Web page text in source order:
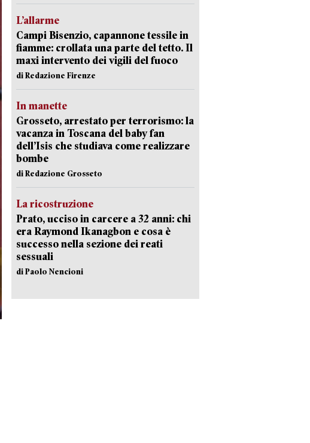
L’allarme
Campi Bisenzio, capannone tessile in
fiamme: crollata una parte del tetto. Il
maxi intervento dei vigili del fuoco
di Redazione Firenze
In manette
Grosseto, arrestato per terrorismo: la
vacanza in Toscana del baby fan
dell’Isis che studiava come realizzare
bombe
di Redazione Grosseto
La ricostruzione
Prato, ucciso in carcere a 32 anni: chi
era Raymond Ikanagbon e cosa è
successo nella sezione dei reati
sessuali
di Paolo Nencioni